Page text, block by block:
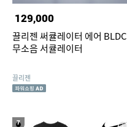
129,000
끌리젠 써큘레이터 에어 BLDC
무소음 서큘레이터
끌리젠
7